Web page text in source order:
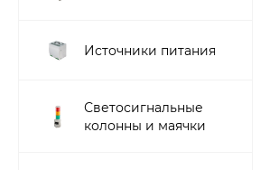
Источники питания
Светосигнальные
колонны и маячки